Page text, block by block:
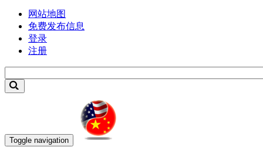
网站地图
免费发布信息
登录
注册
Toggle navigation